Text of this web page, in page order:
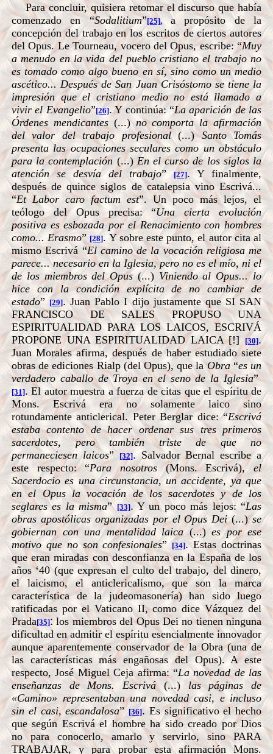
Para concluir, quisiera retomar el discurso que había
comenzado en “Sodalitium”[25],a propósito de la
concepción del trabajo en los escritos de ciertos autores
del Opus. Le Tourneau, vocero del Opus, escribe: “Muy
a menudo en la vida del pueblo cristiano el trabajo no
es tomado como algo bueno en sí, sino como un medio
ascético... Después de San Juan Crisóstomo se tiene la
impresión que el cristiano medio no está llamado a
vivir el Evangelio”[26].Y continúa: “La aparición de las
Órdenes mendicantes(...)no comporta la afirmación
del valor del trabajo profesional(...)Santo Tomás
presenta las ocupaciones seculares como un obstáculo
para la contemplación (...)En el curso de los siglos la
atención se desvía del trabajo”[27]. Y finalmente,
después de quince siglos de catalepsia vino Escrivá...
“Et Labor caro factum est”. Un poco más lejos, el
teólogo del Opus precisa: “Una cierta evolución
positiva es esbozada por el Renacimiento con hombres
como... Erasmo” [28]. Y sobre este punto, el autor cita al
mismo Escrivá “El camino de la vocación religiosa me
parece... necesario en la Iglesia, pero no es el mío, ni el
de los miembros del Opus(...) Viniendo al Opus... lo
hice con la condición explícita de no cambiar de
estado”[29].Juan Pablo I dijo justamente que SI SAN
FRANCISCO DE SALES PROPUSO UNA
ESPIRITUALIDAD PARA LOS LAICOS, ESCRIVÁ
PROPONE UNA ESPIRITUALIDAD LAICA [!][30].
Juan Morales afirma, después de haber estudiado siete
obras de ediciones Rialp (del Opus), que laObra “es un
verdadero caballo de Troya en el seno de la Iglesia”
[31]. El autor muestra a fuerza de citas que el espíritu de
Mons. Escrivá era no solamente laico sino
rotundamente anticlerical. Peter Berglar dice: “Escrivá
estaba contento de hacer ordenar sus tres primeros
sacerdotes, pero también triste de que no
permaneciesen laicos” [32].Salvador Bernal escribe a
este respecto: “Para nosotros(Mons. Escrivá), el
Sacerdocio es una circunstancia, un accidente, ya que
en el Opus la vocación de los sacerdotes y de los
seglares es la misma” [33]. Y un poco más lejos: “Las
obras apostólicas organizadas por el Opus Dei(...)se
gobiernan con una mentalidad laica(...) es por ese
motivo que no son confesionales”[34].Estas doctrinas
que eran miradas con desconfianza en la España de los
años ‘40 (que expresan el culto del trabajo, del dinero,
el laicismo, el anticlericalismo, que son la marca
característica de la judeomasonería) han sido luego
ratificadas por el Vaticano II, como dice Vázquez del
Prada[35]: los miembros del Opus Dei no tienen ninguna
dificultad en admitir el espíritu esencialmente innovador
aunque aparentemente conservador de la Obra (una de
las características más engañosas del Opus). A este
respecto, José Miguel Ceja afirma: “La novedad de las
enseñanzas de Mons. Escrivá(...) las páginas de
«Camino» representaban una novedad casi, e incluso
sin el casi, escandalosa” [36].Es significativo el hecho
que según Escrivá el hombre ha sido creado por Dios
no para conocerlo, amarlo y servirlo, sino PARA
TRABAJAR, y para probar esta afirmación Mons.